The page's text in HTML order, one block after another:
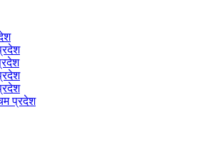
प्रदेश